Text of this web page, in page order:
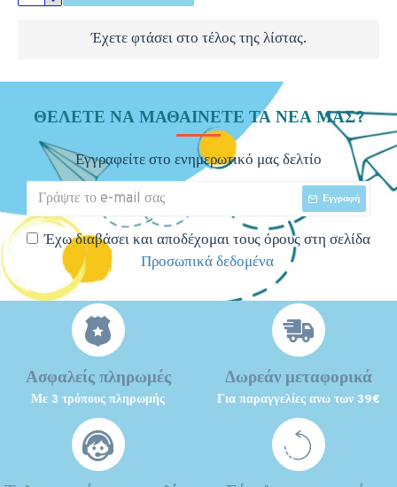
Έχετε φτάσει στο τέλος της λίστας.
ΘΈΛΕΤΕ ΝΑ ΜΑΘΑΊΝΕΤΕ ΤΑ ΝΈΑ ΜΑΣ?
Εγγραφείτε στο ενημερωτικό μας δελτίο
Εγγραφή
Έχω διαβάσει και αποδέχομαι τους όρους στη σελίδα
Προσωπικά δεδομένα
Ασφαλείς πληρωμές
Με 3 τρόπους πληρωμής
Δωρεάν μεταφορικά
Για παραγγελίες ανω των 39€